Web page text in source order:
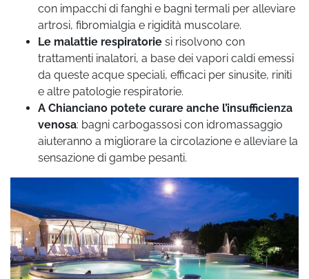
con impacchi di fanghi e bagni termali per alleviare
artrosi, fibromialgia e rigidità muscolare.
Le malattie respiratorie si risolvono con
trattamenti inalatori, a base dei vapori caldi emessi
da queste acque speciali, efficaci per sinusite, riniti
e altre patologie respiratorie.
A Chianciano potete curare anche l’insufficienza
venosa: bagni carbogassosi con idromassaggio
aiuteranno a migliorare la circolazione e alleviare la
sensazione di gambe pesanti.